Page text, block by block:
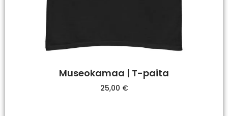
Museokamaa | T-paita
25,00 €